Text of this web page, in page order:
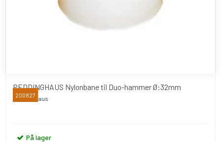
PEDDINGHAUS Nylonbane til Duo-hammer Ø:32mm
Peddinghaus
200827
På lager